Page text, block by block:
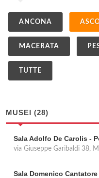
ANCONA
MACERATA
TUTTE
MUSEI (28)
Sala Adolfo De Carolis -
via Giuseppe Garibaldi 38,
Sala Domenico Cantatore